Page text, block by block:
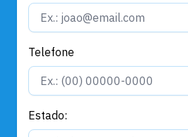
Telefone
Estado: